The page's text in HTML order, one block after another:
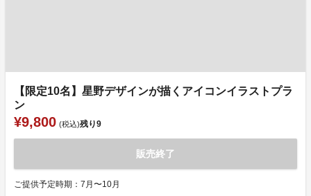
【限定10名】星野デザインが描くアイコンイラストプラ
ン
¥9,800 (税込)残り9
販売終了
ご提供予定時期：7月〜10月